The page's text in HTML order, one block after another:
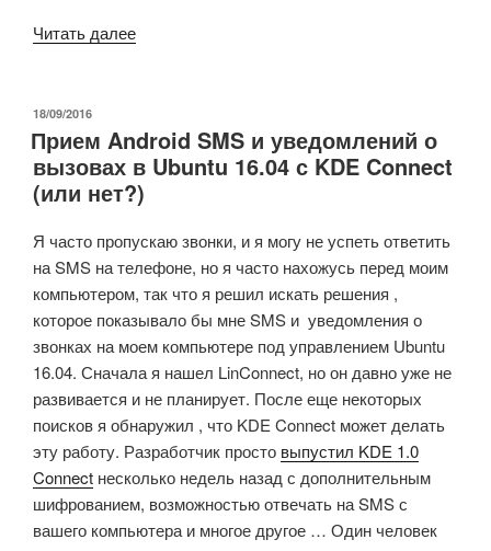
Читать далее«Образ
для
процессоров
Intel
Trail
и
Cherry
Trail.»
ОПУБЛИКОВАНО
18/09/2016
Прием Android SMS и уведомлений о
вызовах в Ubuntu 16.04 с KDE Connect
(или нет?)
Я часто пропускаю звонки, и я могу не успеть ответить
на SMS на телефоне, но я часто нахожусь перед моим
компьютером, так что я решил искать решения ,
которое показывало бы мне SMS и уведомления о
звонках на моем компьютере под управлением Ubuntu
16.04. Сначала я нашел LinConnect, но он давно уже не
развивается и не планирует. После еще некоторых
поисков я обнаружил , что KDE Connect может делать
эту работу. Разработчик просто выпустил KDE 1.0
Connect несколько недель назад с дополнительным
шифрованием, возможностью отвечать на SMS с
вашего компьютера и многое другое … Один человек